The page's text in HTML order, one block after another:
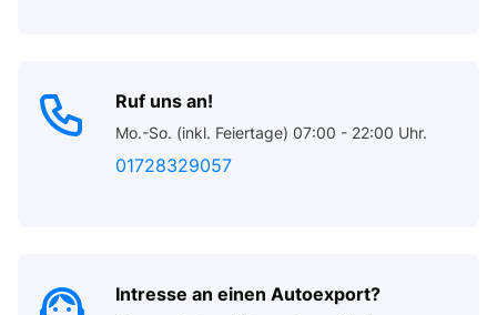
Ruf uns an!
Mo.-So. (inkl. Feiertage) 07:00 - 22:00 Uhr.
01728329057
Intresse an einen Autoexport?